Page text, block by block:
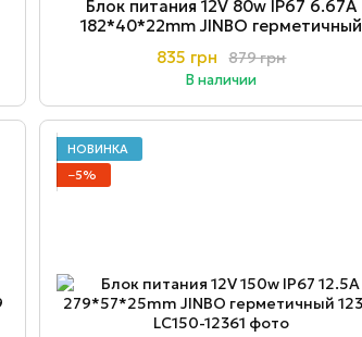
Блок питания 12V 80w ІР67 6.67A
182*40*22mm JINBO герметичный
879 грн
835 грн
В наличии
НОВИНКА
−5%